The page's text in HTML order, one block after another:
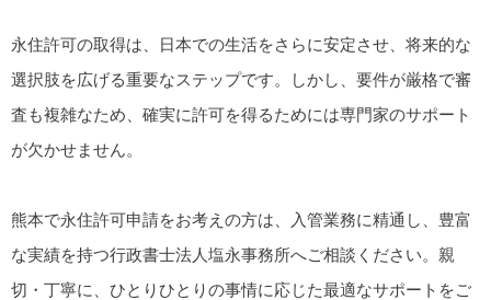
永住許可の取得は、日本での生活をさらに安定させ、将来的な
選択肢を広げる重要なステップです。しかし、要件が厳格で審
査も複雑なため、確実に許可を得るためには専門家のサポート
が欠かせません。
熊本で永住許可申請をお考えの方は、入管業務に精通し、豊富
な実績を持つ行政書士法人塩永事務所へご相談ください。親
切・丁寧に、ひとりひとりの事情に応じた最適なサポートをご